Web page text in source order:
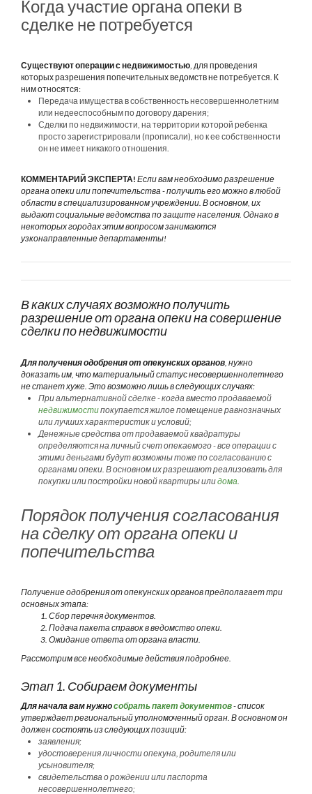
Когда участие органа опеки в
сделке не потребуется
Существуют операции с недвижимостью , для проведения
которых разрешения попечительных ведомств не потребуется. К
ним относятся:
Передача имущества в собственность несовершеннолетним
или недееспособным по договору дарения;
Сделки по недвижимости, на территории которой ребенка
просто зарегистрировали (прописали), но к ее собственности
он не имеет никакого отношения.
КОММЕНТАРИЙ ЭКСПЕРТА! Если вам необходимо разрешение
органа опеки или попечительства - получить его можно в любой
области в специализированном учреждении. В основном, их
выдают социальные ведомства по защите населения. Однако в
некоторых городах этим вопросом занимаются
узконаправленные департаменты!
В каких случаях возможно получить
разрешение от органа опеки на совершение
сделки по недвижимости
Для получения одобрения от опекунских органов , нужно
доказать им, что материальный статус несовершеннолетнего
не станет хуже. Это возможно лишь в следующих случаях:
При альтернативной сделке - когда вместо продаваемой
недвижимостипокупается жилое помещение равнозначных
или лучших характеристик и условий;
Денежные средства от продаваемой квадратуры
определяются на личный счет опекаемого - все операции с
этими деньгами будут возможны тоже по согласованию с
органами опеки. В основном их разрешают реализовать для
покупки или постройки новой квартиры илидома
Порядок получения согласования
на сделку от органа опеки и
попечительства
Получение одобрения от опекунских органов предполагает три
основных этапа:
Сбор перечня документов.
Подача пакета справок в ведомство опеки.
Ожидание ответа от органа власти.
Рассмотрим все необходимые действия подробнее.
Этап 1. Собираем документы
Для начала вам нужнособрать пакет документов- список
утверждает региональный уполномоченный орган. В основном он
должен состоять из следующих позиций:
заявления;
удостоверения личности опекуна, родителя или
усыновителя;
свидетельства о рождении или паспорта
несовершеннолетнего;